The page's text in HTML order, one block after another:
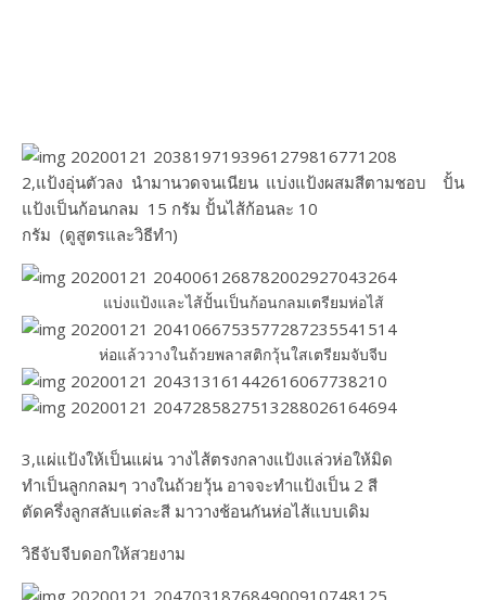
2,แป้งอุ่นตัวลง นำมานวดจนเนียน แบ่งแป้งผสมสีตามชอบ ปั้น
แป้งเป็นก้อนกลม 15 กรัม ปั้นไส้ก้อนละ 10
กรัม (ดูสูตรและวิธีทำ)
แบ่งแป้งและไส้ปั้นเป็นก้อนกลมเตรียมห่อไส้
ห่อแล้ววางในถ้วยพลาสติกวุ้นใสเตรียมจับจีบ
3,แผ่แป้งให้เป็นแผ่น วางไส้ตรงกลางแป้งแล่วห่อให้มิด
ทำเป็นลูกกลมๆ วางในถ้วยวุ้น อาจจะทำแป้งเป็น 2 สี
ตัดครึ่งลูกสลับแต่ละสี มาวางช้อนกันห่อไส้แบบเดิม
วิธีจับจีบดอกให้สวยงาม